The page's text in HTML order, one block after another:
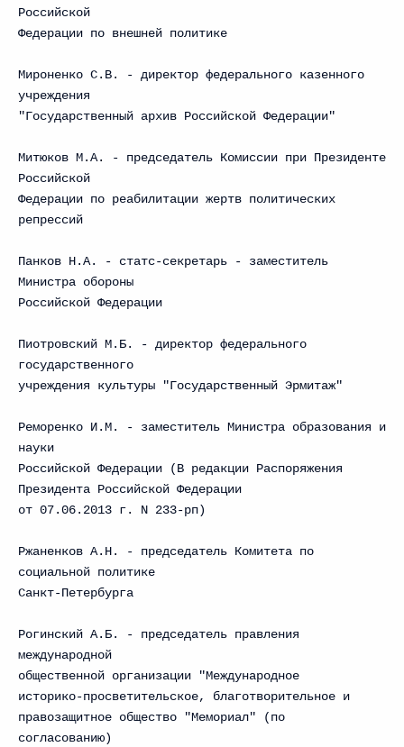
Российской
Федерации по внешней политике
Мироненко С.В. - директор федерального казенного
учреждения
"Государственный архив Российской Федерации"
Митюков М.А. - председатель Комиссии при Президенте
Российской
Федерации по реабилитации жертв политических
репрессий
Панков Н.А. - статс-секретарь - заместитель
Министра обороны
Российской Федерации
Пиотровский М.Б. - директор федерального
государственного
учреждения культуры "Государственный Эрмитаж"
Реморенко И.М. - заместитель Министра образования и
науки
Российской Федерации (В редакции Распоряжения
Президента Российской Федерации
от 07.06.2013 г. N 233-рп)
Ржаненков А.Н. - председатель Комитета по
социальной политике
Санкт-Петербурга
Рогинский А.Б. - председатель правления
международной
общественной организации "Международное
историко-просветительское, благотворительное и
правозащитное общество "Мемориал" (по
согласованию)